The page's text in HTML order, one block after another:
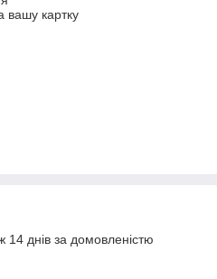
вашу картку
днів за домовленістю